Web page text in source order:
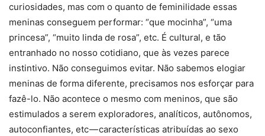
curiosidades, mas com o quanto de feminilidade essas
meninas conseguem performar: “que mocinha”, “uma
princesa”, “muito linda de rosa”, etc. É cultural, e tão
entranhado no nosso cotidiano, que às vezes parece
instintivo. Não conseguimos evitar. Não sabemos elogiar
meninas de forma diferente, precisamos nos esforçar para
fazê-lo. Não acontece o mesmo com meninos, que são
estimulados a serem exploradores, analíticos, autônomos,
autoconfiantes, etc — características atribuídas ao sexo